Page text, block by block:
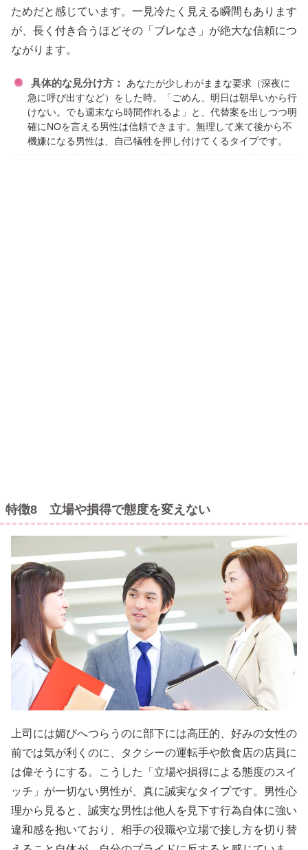
ためだと感じています。一見冷たく見える瞬間もあります
が、長く付き合うほどその「ブレなさ」が絶大な信頼につ
ながります。
具体的な見分け方：
あなたが少しわがままな要求（深夜に
急に呼び出すなど）をした時。「ごめん、明日は朝早いから行
けない。でも週末なら時間作れるよ」と、代替案を出しつつ明
確にNOを言える男性は信頼できます。無理して来て後から不
機嫌になる男性は、自己犠牲を押し付けてくるタイプです。
特徴8 立場や損得で態度を変えない
上司には媚びへつらうのに部下には高圧的、好みの女性の
前では気が利くのに、タクシーの運転手や飲食店の店員に
は偉そうにする。こうした「立場や損得による態度のスイ
ッチ」が一切ない男性が、真に誠実なタイプです。男性心
理から見ると、誠実な男性は他人を見下す行為自体に強い
違和感を抱いており、相手の役職や立場で接し方を切り替